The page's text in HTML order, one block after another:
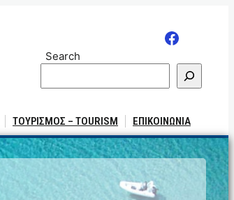
Search
ΤΟΥΡΙΣΜΟΣ – TOURISM ΕΠΙΚΟΙΝΩΝΙΑ